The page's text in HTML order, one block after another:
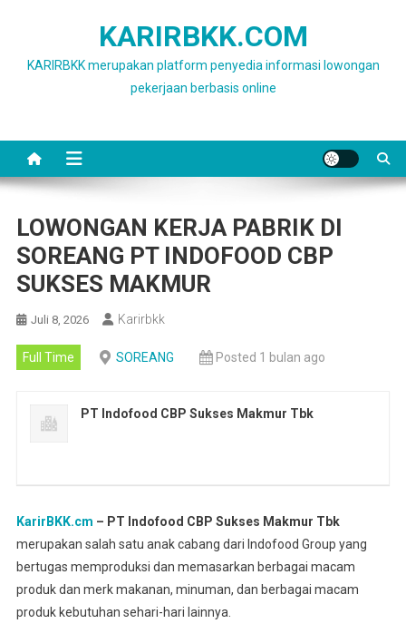
KARIRBKK.COM
KARIRBKK merupakan platform penyedia informasi lowongan
pekerjaan berbasis online
LOWONGAN KERJA PABRIK DI
SOREANG PT INDOFOOD CBP
SUKSES MAKMUR
Juli 8, 2026 Karirbkk
Full Time SOREANG Posted 1 bulan ago
PT Indofood CBP Sukses Makmur Tbk
KarirBKK.cm – PT Indofood CBP Sukses Makmur Tbk
merupakan salah satu anak cabang dari Indofood Group yang
bertugas memproduksi dan memasarkan berbagai macam
produk dan merk makanan, minuman, dan berbagai macam
produk kebutuhan sehari-hari lainnya.